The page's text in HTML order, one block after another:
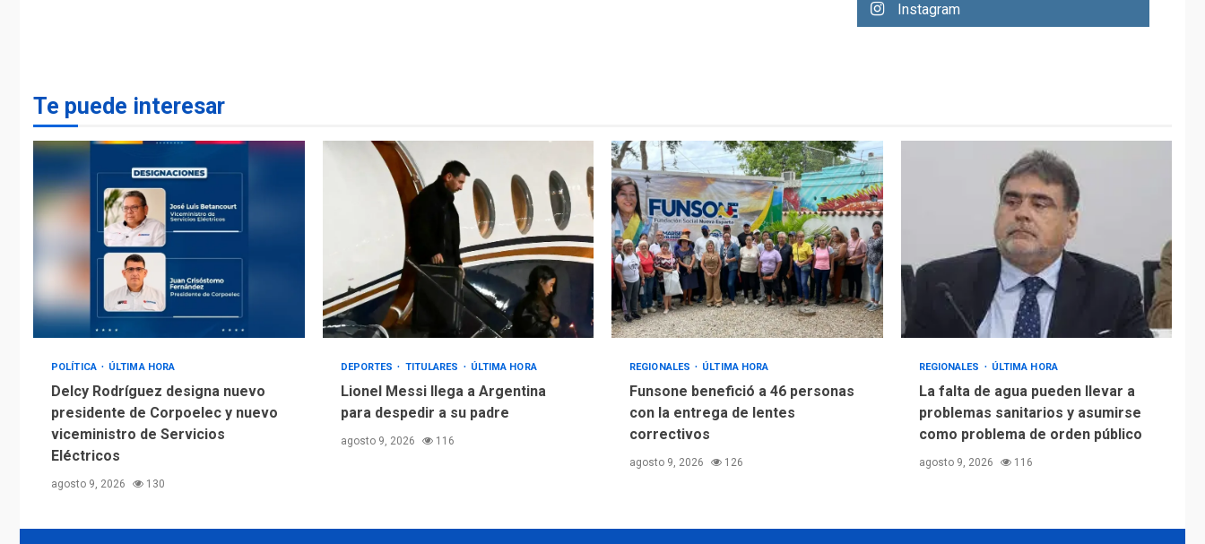
pueden llevar a
5
Alcaldía de Mariño
climatiza Núcleo del
Sistema de
Orquestas Porlamar
Instagram
Te puede interesar
POLÍTICA ÚLTIMA HORA
Delcy Rodríguez designa nuevo
presidente de Corpoelec y nuevo
viceministro de Servicios
Eléctricos
agosto 9, 2026 130
DEPORTES TITULARES ÚLTIMA HORA
Lionel Messi llega a Argentina
para despedir a su padre
agosto 9, 2026 116
REGIONALES ÚLTIMA HORA
Funsone benefició a 46 personas
con la entrega de lentes
correctivos
agosto 9, 2026 126
REGIONALES ÚLTIMA HORA
La falta de agua pueden llevar a
problemas sanitarios y asumirse
como problema de orden público
agosto 9, 2026 116